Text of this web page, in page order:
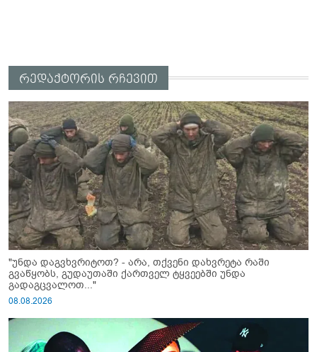
რედაქტორის რჩევით
"უნდა დაგვხვრიტოთ? - არა, თქვენი დახვრეტა რაში
გვაწყობს, გუდაუთაში ქართველ ტყვეებში უნდა
გადაგცვალოთ..."
08.08.2026